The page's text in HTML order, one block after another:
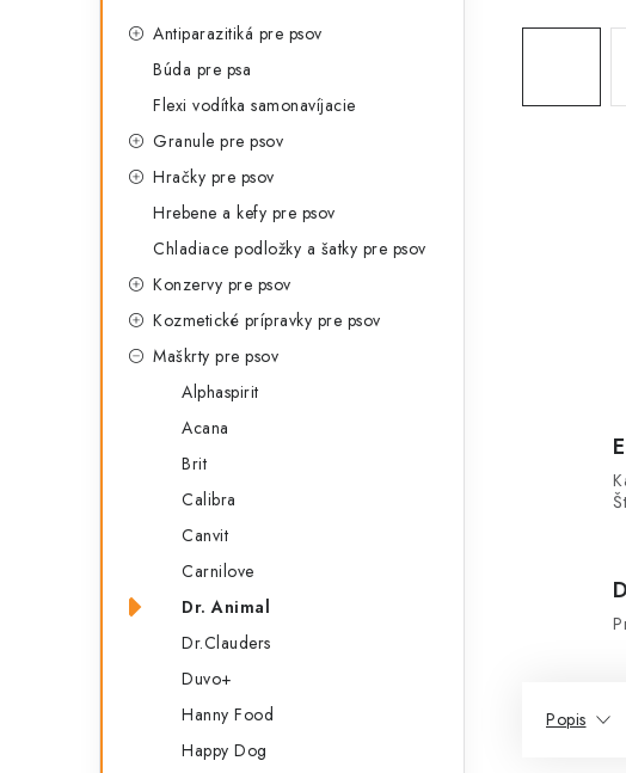
Antiparazitiká pre psov
Búda pre psa
Flexi vodítka samonavíjacie
Granule pre psov
Hračky pre psov
Hrebene a kefy pre psov
Chladiace podložky a šatky pre psov
Konzervy pre psov
Kozmetické prípravky pre psov
Maškrty pre psov
Alphaspirit
Acana
Brit
Calibra
Canvit
Carnilove
Dr. Animal
Dr.Clauders
Duvo+
Hanny Food
Happy Dog
Popis